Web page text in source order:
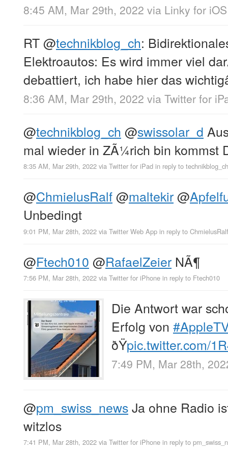
8:45 AM, Mar 29th, 2022 via Linky for iOS
RT@technikblog_ch:
Elektroautos: Es wird immer viel
debattiert, ich habe hier das
8:36 AM, Mar 29th, 2022 via Twitter for
@technikblog_ch @swissolar_d
mal wieder in ZÃ¼rich bin kommst
8:35 AM, Mar 29th, 2022 via Twitter for iPad in reply to technikblog_ch
@ChmielusRalf@maltekir@
Unbedingt
9:01 PM, Mar 28th, 2022 via Twitter Web App in reply to ChmielusRalf
@Ftech010 @RafaelZeier NÃ¶
7:56 PM, Mar 28th, 2022 via Twitter for iPhone in reply to Ftech010
Die Antwort war
Erfolg von
ðŸpic.twitter.com/
7:49 PM, Mar 28th,
@pm_swiss_newsJa ohne Radio
witzlos
7:41 PM, Mar 28th, 2022 via Twitter for iPhone in reply to